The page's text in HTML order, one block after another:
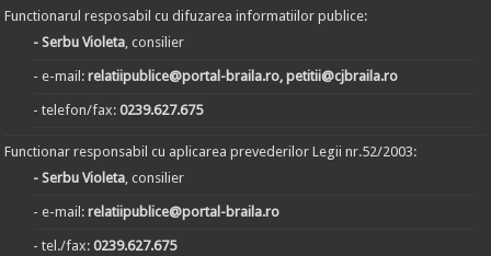
Functionarul resposabil cu difuzarea informatiilor publice:
- Serbu Violeta, consilier
- e-mail:relatiipublice@portal-braila.ro, petitii@cjbraila.ro
- telefon/fax:0239.627.675
Functionar responsabil cu aplicarea prevederilor Legii nr.52/2003:
- Serbu Violeta, consilier
- e-mail:relatiipublice@portal-braila.ro
- tel./fax:0239.627.675